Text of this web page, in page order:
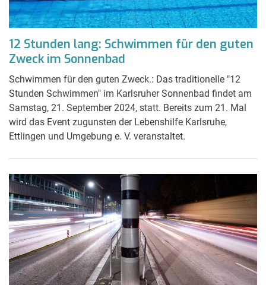
12 Stunden lang: Schwimmen für den guten
Zweck im Sonnenbad
Schwimmen für den guten Zweck.: Das traditionelle "12
Stunden Schwimmen" im Karlsruher Sonnenbad findet am
Samstag, 21. September 2024, statt. Bereits zum 21. Mal
wird das Event zugunsten der Lebenshilfe Karlsruhe,
Ettlingen und Umgebung e. V. veranstaltet.